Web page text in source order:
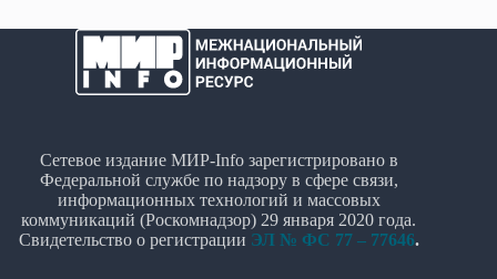
Сетевое издание МИР-Info зарегистрировано в
Федеральной службе по надзору в сфере связи,
информационных технологий и массовых
коммуникаций (Роскомнадзор) 29 января 2020 года.
Свидетельство о регистрации ЭЛ № ФС 77 – 77646.